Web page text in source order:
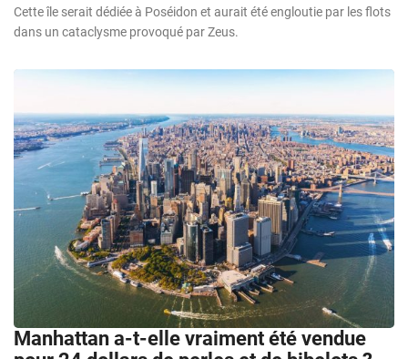
Cette île serait dédiée à Poséidon et aurait été engloutie par les flots
dans un cataclysme provoqué par Zeus.
Manhattan a-t-elle vraiment été vendue